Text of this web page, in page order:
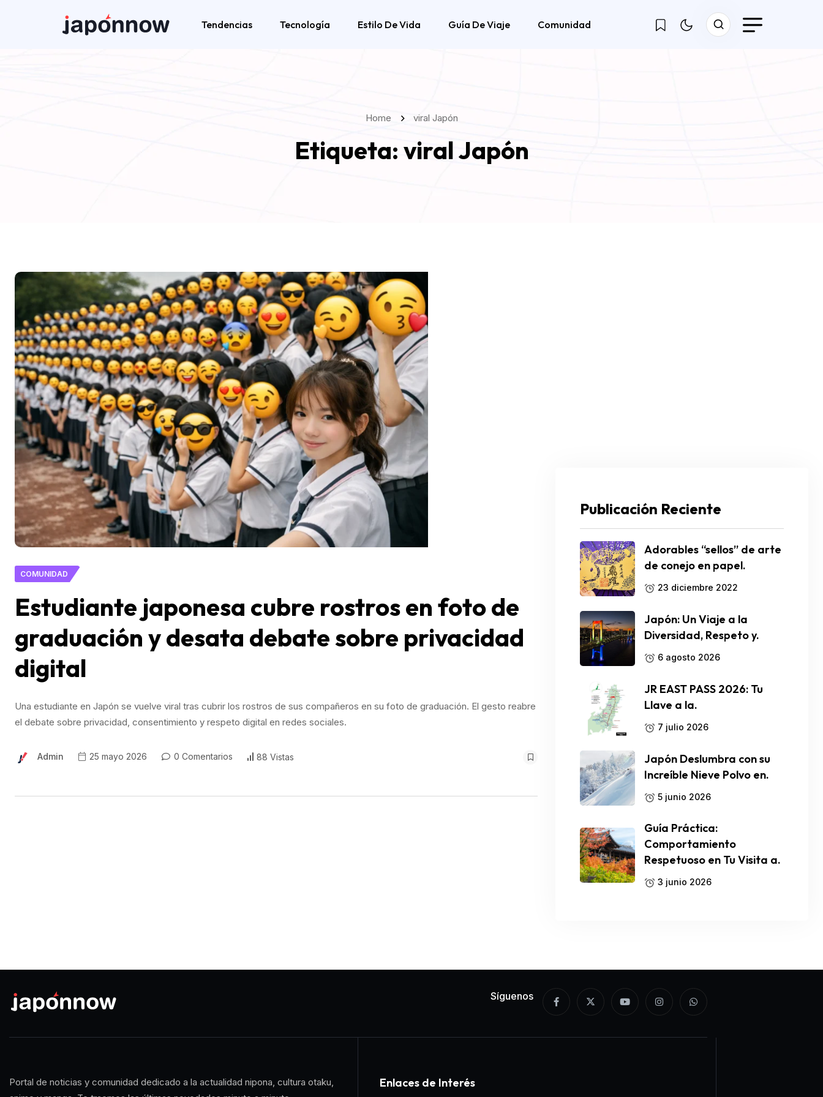
Tendencias Tecnología Estilo De Vida Guía De Viaje Comunidad
Home viral Japón
Etiqueta: viral Japón
COMUNIDAD
Estudiante japonesa cubre rostros en foto de
graduación y desata debate sobre privacidad
digital
Una estudiante en Japón se vuelve viral tras cubrir los rostros de sus compañeros en su foto de graduación. El gesto reabre
el debate sobre privacidad, consentimiento y respeto digital en redes sociales.
Admin 25 mayo 2026 0 Comentarios 88 Vistas
Publicación Reciente
Adorables “sellos” de arte
de conejo en papel.
23 diciembre 2022
Japón: Un Viaje a la
Diversidad, Respeto y.
6 agosto 2026
JR EAST PASS 2026: Tu
Llave a la.
7 julio 2026
Japón Deslumbra con su
Increíble Nieve Polvo en.
5 junio 2026
Guía Práctica:
Comportamiento
Respetuoso en Tu Visita a.
3 junio 2026
Síguenos
Portal de noticias y comunidad dedicado a la actualidad nipona, cultura otaku,
Enlaces de Interés